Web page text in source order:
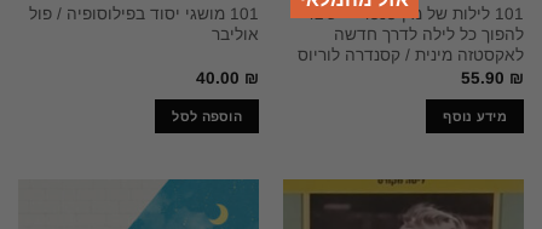
101 לילות של מין טנטרי – כיצד
להפוך כל לילה לדרך חדשה
לאקסטזה מינית / קסנדרה לוריוס
55.90 ₪
מידע נוסף
101 מושגי יסוד בפילוסופיה / פול
אוליבר
40.00 ₪
הוספה לסל